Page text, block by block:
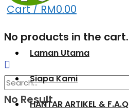
Cart /RM0.00
No products in the cart.
No Result
Laman Utama
Siapa Kami
HANTAR ARTIKEL & F.A.Q